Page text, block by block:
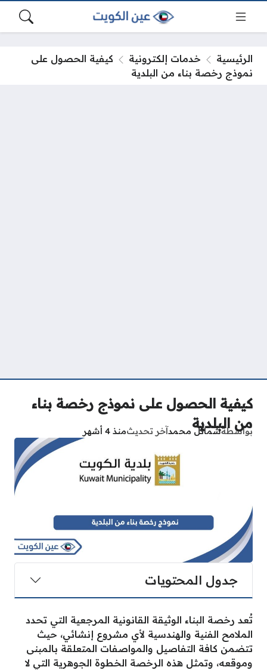
الرئيسية خدمات إلكترونية
كيفية الحصول على
نموذج رخصة بناء من البلدية
كيفية الحصول على نموذج رخصة بناء
من البلدية
بواسطةشمائل محمدآخر تحديثمنذ 4 أشهر
جدول المحتويات
تُعد رخصة البناء الوثيقة القانونية المرجعية التي تحدد
الملامح الفنية والهندسية لأي مشروع إنشائي، حيث
تتضمن كافة التفاصيل والمواصفات المتعلقة بالمبنى
وموقعه، وتمثل هذه الرخصة الخطوة الجوهرية التي لا